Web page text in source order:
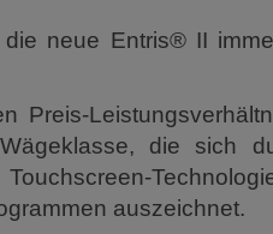
neue Entris® II
Preis-
die sich
auszeichnet.